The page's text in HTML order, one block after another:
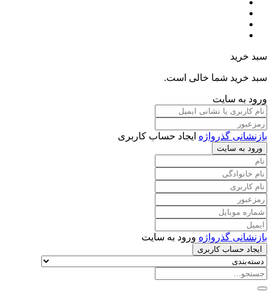
سبد خرید
سبد خرید شما خالی است.
ورود به سایت
بازنشانی گذرواژه ایجاد حساب کاربری
ورود به سایت
بازنشانی گذرواژه ورود به سایت
ایجاد حساب کاربری